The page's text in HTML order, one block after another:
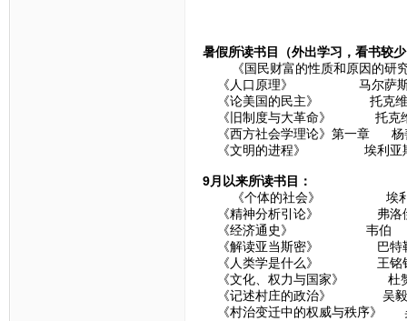
暑假所读书目（外出学习，看书较
《国民财富的性质和原因的研究
《人口原理》 马尔萨
《论美国的民主》 托克维
《旧制度与大革命》 托克
《西方社会学理论》第一章 杨
《文明的进程》 埃利亚
9月以来所读书目：
《个体的社会》 埃利
《精神分析引论》 弗洛
《经济通史》 韦伯
《解读亚当斯密》 巴特
《人类学是什么》 王铭
《文化、权力与国家》 杜
《记述村庄的政治》 吴毅
《村治变迁中的权威与秩序》